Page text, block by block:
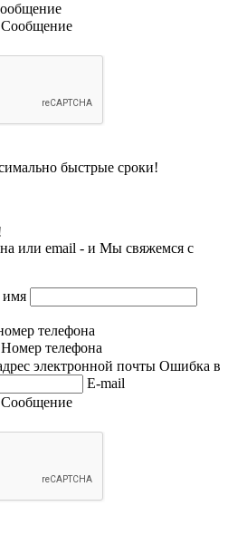
Сообщение
быстрые сроки!
или email - и Мы свяжемся с
имя
телефона
Номер телефона
электронной почты Ошибка в
E-mail
Сообщение